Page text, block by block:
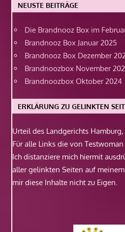
NEUSTE BEITRÄGE
Die Brandnooz Box im
Brandnooz Box Januar 2025
Brandnooz Box Dezember
Brandnoozbox November
Brandnoozbox Oktober 2024
ERKLÄRUNG ZU GELINKTEN
Urteil des Landgerichts
Für alle Links die von
Ich distanziere mich hiermit
aller gelinkten Seiten auf
mir diese Inhalte nicht zu Eigen.